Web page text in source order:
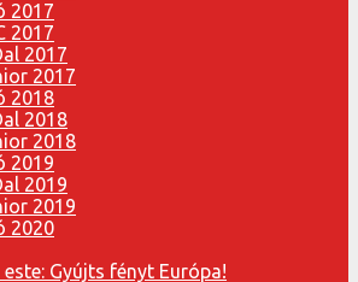
2017
2017
2017
2017
2018
2018
2018
2019
2019
2019
2020
este: Gyújts fényt Európa!